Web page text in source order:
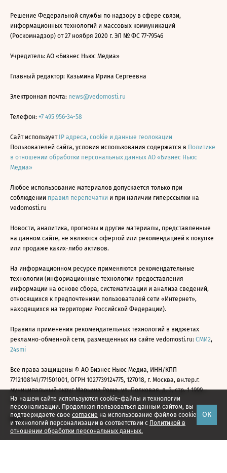
На нашем сайте используются cookie-файлы и технологии
персонализации. Продолжая пользоваться данным сайтом, вы
подтверждаете свое согласие на использование файлов cookie
и технологий персонализации в соответствии с Политикой в
отношении обработки персональных данных.
ОК
Решение Федеральной службы по надзору в сфере связи,
информационных технологий и массовых коммуникаций
(Роскомнадзор) от 27 ноября 2020 г. ЭЛ № ФС 77-79546
Учредитель: АО «Бизнес Ньюс Медиа»
Главный редактор: Казьмина Ирина Сергеевна
Электронная почта: news@vedomosti.ru
Телефон: +7 495 956-34-58
Сайт использует IP адреса, cookie и данные геолокации
Пользователей сайта, условия использования содержатся в Политике
в отношении обработки персональных данных АО «Бизнес Ньюс
Медиа»
Любое использование материалов допускается только при
соблюдении правил перепечатки и при наличии гиперссылки на
vedomosti.ru
Новости, аналитика, прогнозы и другие материалы, представленные
на данном сайте, не являются офертой или рекомендацией к покупке
или продаже каких-либо активов.
На информационном ресурсе применяются рекомендательные
технологии (информационные технологии предоставления
информации на основе сбора, систематизации и анализа сведений,
относящихся к предпочтениям пользователей сети «Интернет»,
находящихся на территории Российской Федерации).
Правила применения рекомендательных технологий в виджетах
рекламно-обменной сети, размещенных на сайте vedomosti.ru: СМИ2,
24smi
Все права защищены © АО Бизнес Ньюс Медиа, ИНН/КПП
7712108141/771501001, ОГРН 1027739124775, 127018, г. Москва, вн.тер.г.
муниципальный округ Марьина Роща, ул. Полковая, д. 3, стр. 1 1999—
2026